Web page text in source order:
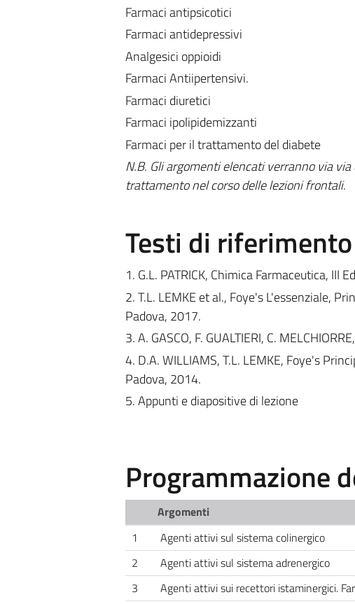
Farmaci antipsicotici
Farmaci antidepressivi
Analgesici oppioidi
Farmaci Antiipertensivi.
Farmaci diuretici
Farmaci ipolipidemizzanti
Farmaci per il trattamento del diabete
N.B. Gli argomenti elencati verranno via
trattamento nel corso delle lezioni frontali.
Testi di riferimento
1. G.L. PATRICK, Chimica Farmaceutica, III
2. T.L. LEMKE et al., Foye's L'essenziale,
Padova, 2017.
3. A. GASCO, F. GUALTIERI, C.
4. D.A. WILLIAMS, T.L. LEMKE, Foye's
Padova, 2014.
5. Appunti e diapositive di lezione
Programmazione
Argomenti
1
Agenti attivi sul sistema colinergico
2
Agenti attivi sul sistema adrenergico
3
Agenti attivi sui recettori istaminergici.